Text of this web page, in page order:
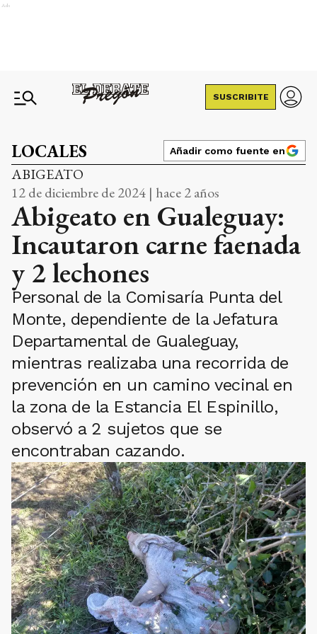
Ads
SUSCRIBITE
LOCALES Añadir como fuente en
ABIGEATO
12 de diciembre de 2024 | hace 2 años
Abigeato en Gualeguay:
Incautaron carne faenada
y 2 lechones
Personal de la Comisaría Punta del
Monte, dependiente de la Jefatura
Departamental de Gualeguay,
mientras realizaba una recorrida de
prevención en un camino vecinal en
la zona de la Estancia El Espinillo,
observó a 2 sujetos que se
encontraban cazando.